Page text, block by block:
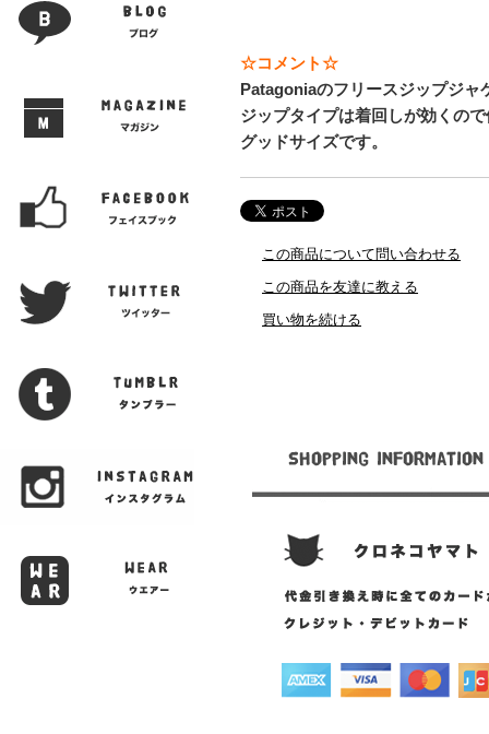
☆コメント☆
Patagoniaのフリースジップジャ
ジップタイプは着回しが効くの
グッドサイズです。
この商品について問い合わせる
この商品を友達に教える
買い物を続ける